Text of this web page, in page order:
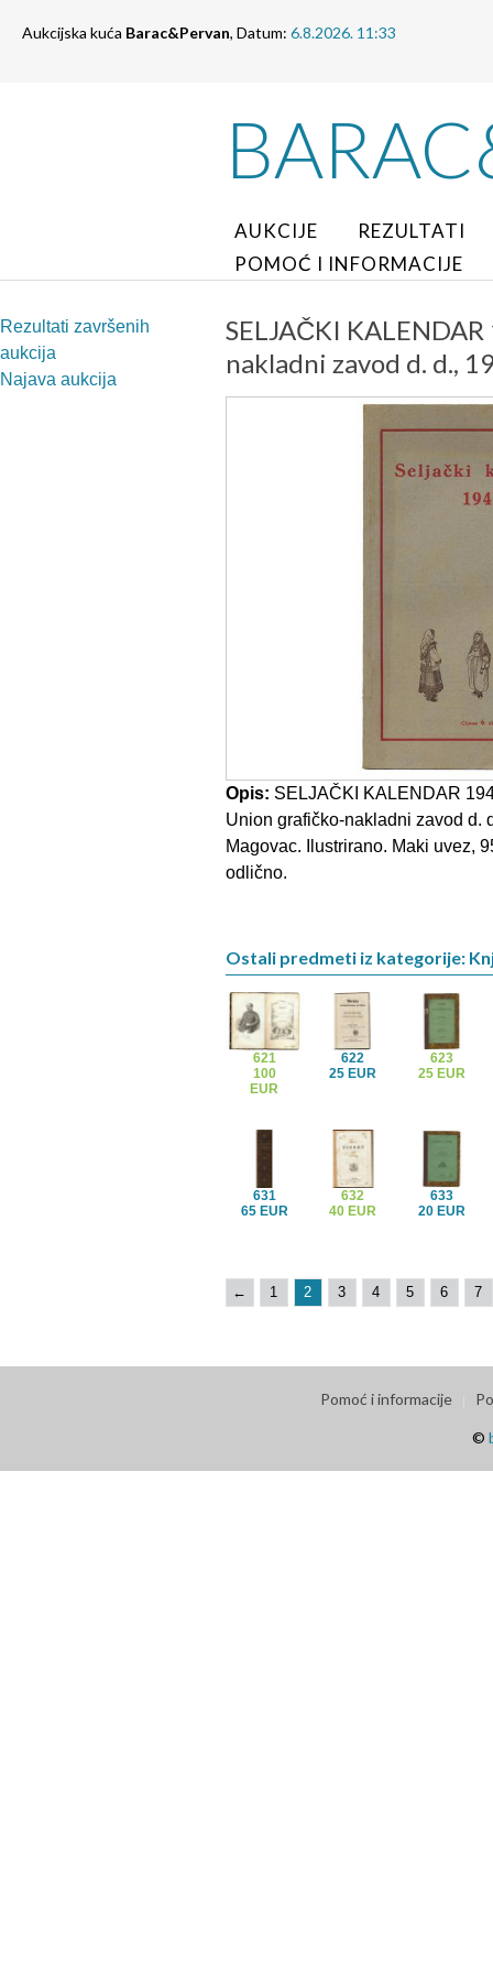
Aukcijska kuća Barac&Pervan, Datum: 6.8.2026. 11:33
AUKCIJE
REZULTATI
POMOĆ I INFORMACIJE
Rezultati završenih
aukcija
Najava aukcija
SELJAČKI
nakladni zavod d. d.,
Opis: SELJAČKI KALENDAR
Union grafičko-nakladni zavod d.
Magovac. Ilustrirano. Maki uvez,
odlično.
Ostali predmeti iz kategorije:
621
100
EUR
622
25 EUR
623
25 EUR
631
65 EUR
632
40 EUR
633
20 EUR
← 1 2 3 4 5 6 7
Pomoć i informacije
©